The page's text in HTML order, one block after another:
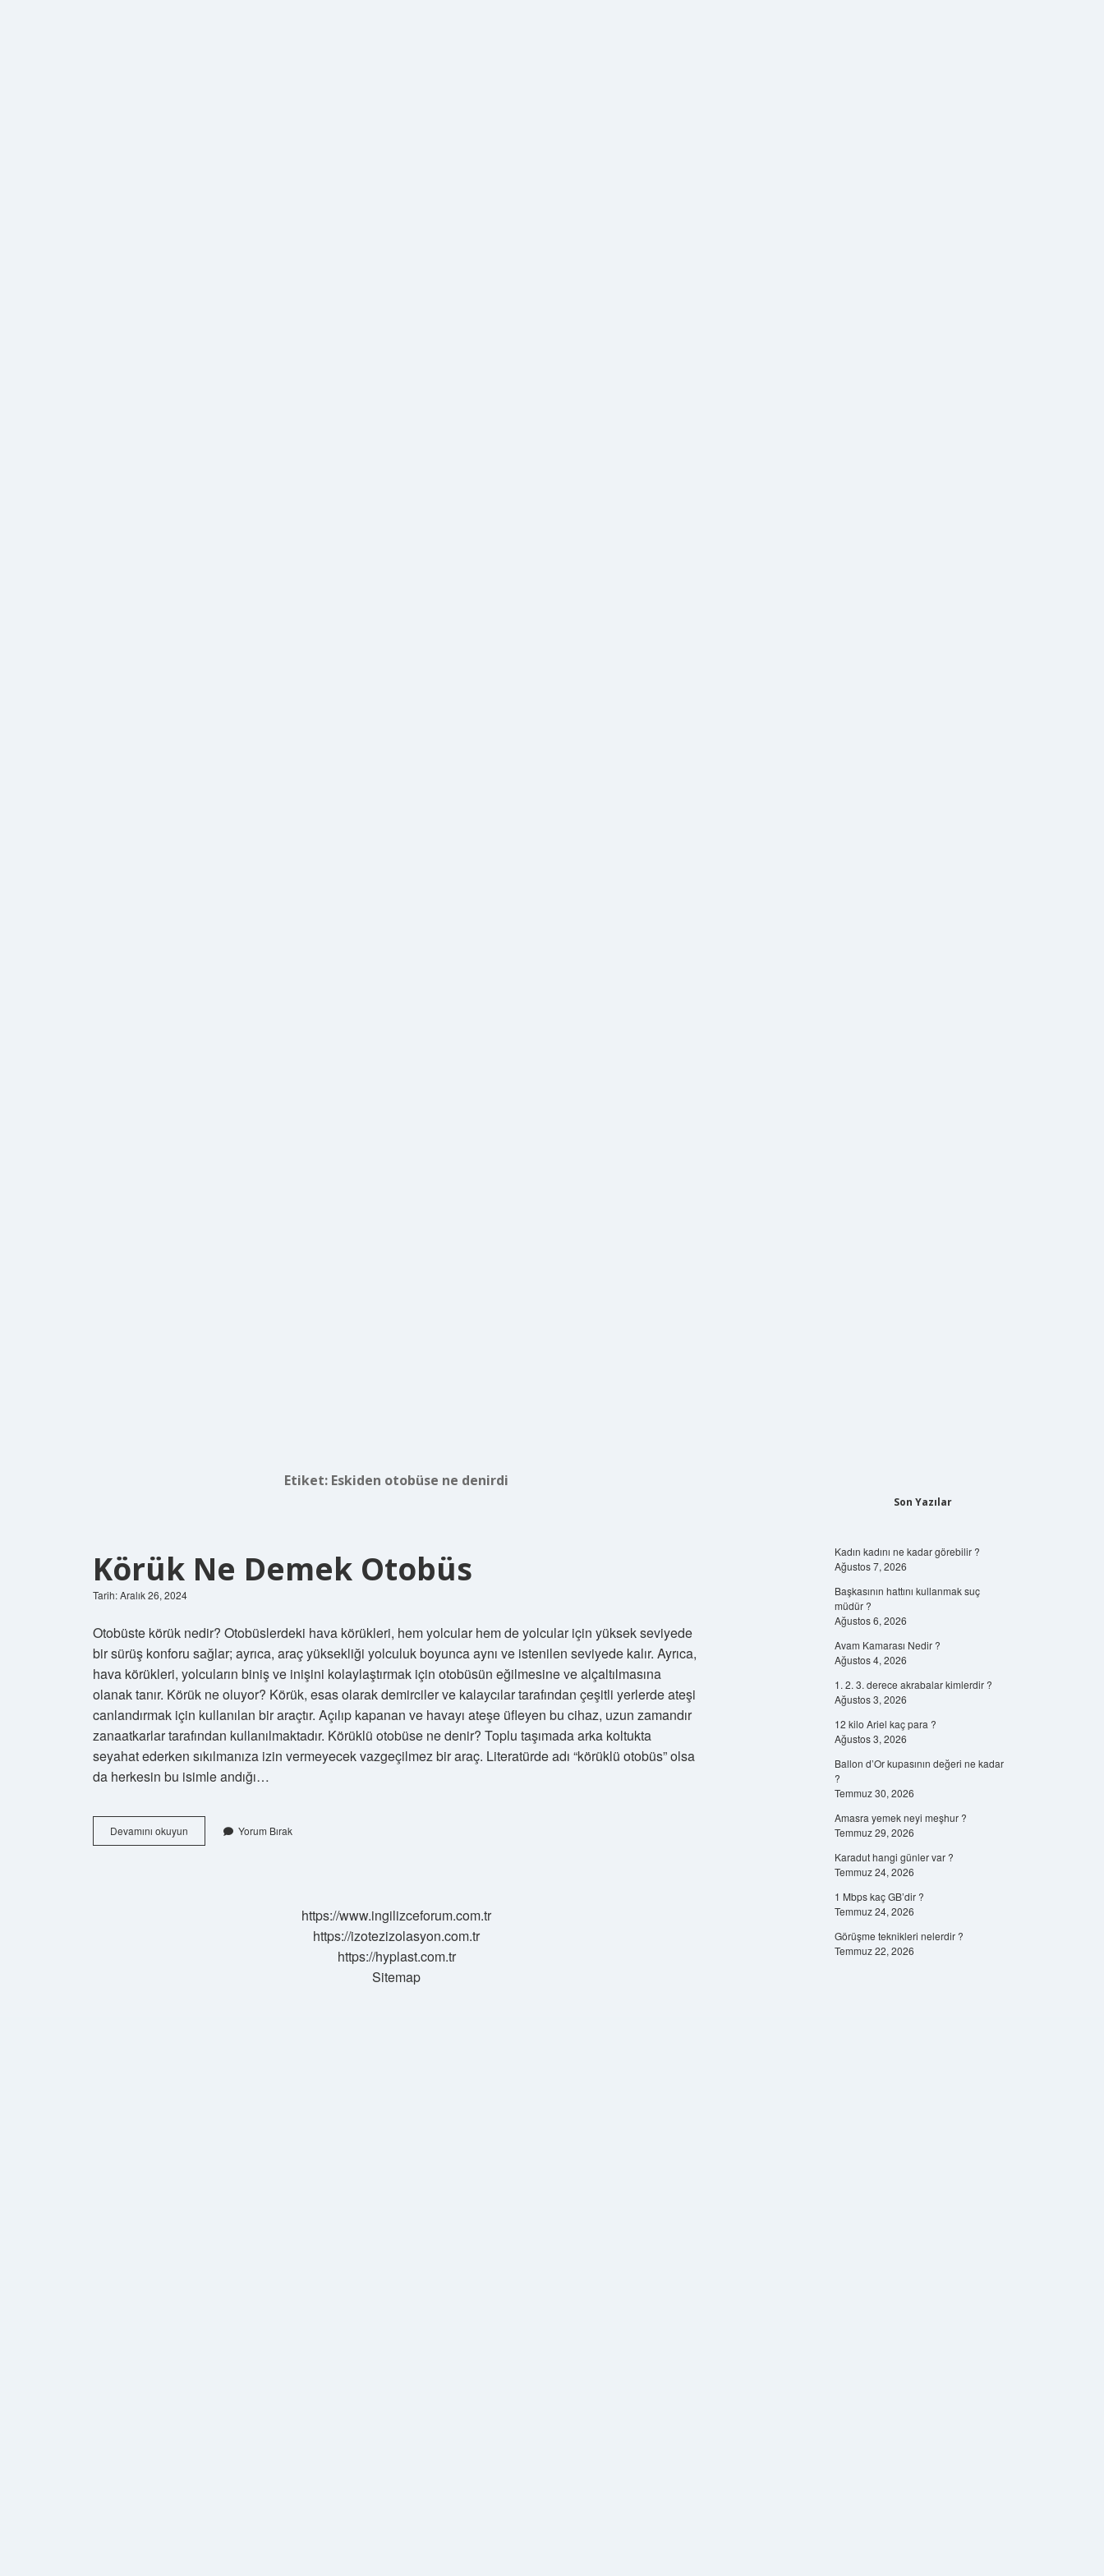
Etiket: Eskiden otobüse ne denirdi
Körük Ne Demek Otobüs
Tarih: Aralık 26, 2024
Otobüste körük nedir? Otobüslerdeki hava körükleri, hem yolcular hem de yolcular için yüksek seviyede
bir sürüş konforu sağlar; ayrıca, araç yüksekliği yolculuk boyunca aynı ve istenilen seviyede kalır. Ayrıca,
hava körükleri, yolcuların biniş ve inişini kolaylaştırmak için otobüsün eğilmesine ve alçaltılmasına
olanak tanır. Körük ne oluyor? Körük, esas olarak demirciler ve kalaycılar tarafından çeşitli yerlerde ateşi
canlandırmak için kullanılan bir araçtır. Açılıp kapanan ve havayı ateşe üfleyen bu cihaz, uzun zamandır
zanaatkarlar tarafından kullanılmaktadır. Körüklü otobüse ne denir? Toplu taşımada arka koltukta
seyahat ederken sıkılmanıza izin vermeyecek vazgeçilmez bir araç. Literatürde adı “körüklü otobüs” olsa
da herkesin bu isimle andığı…
Devamını okuyun
Ne
Yorum Bırak
https://www.ingilizceforum.com.tr
https://izotezizolasyon.com.tr
https://hyplast.com.tr
Sitemap
Son Yazılar
Kadın kadını ne kadar görebilir ?
Ağustos 7, 2026
Başkasının hattını kullanmak suç
müdür ?
Ağustos 6, 2026
Avam Kamarası Nedir ?
Ağustos 4, 2026
1. 2. 3. derece akrabalar kimlerdir ?
Ağustos 3, 2026
12 kilo Ariel kaç para ?
Ağustos 3, 2026
Ballon d’Or kupasının değeri ne kadar
?
Temmuz 30, 2026
Amasra yemek neyi meşhur ?
Temmuz 29, 2026
Karadut hangi günler var ?
Temmuz 24, 2026
1 Mbps kaç GB’dir ?
Temmuz 24, 2026
Görüşme teknikleri nelerdir ?
Temmuz 22, 2026